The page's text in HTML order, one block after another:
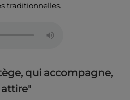
traditionnelles.
qui accompagne,